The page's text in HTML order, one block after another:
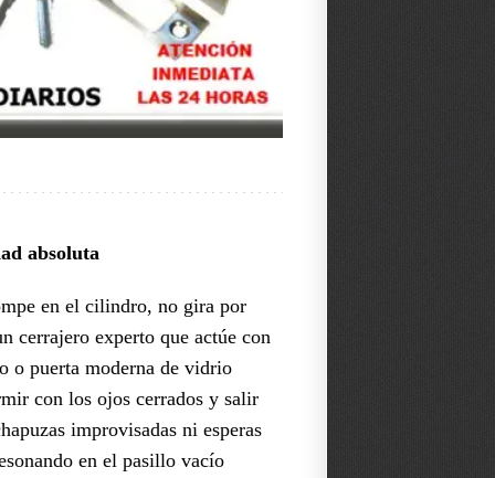
absoluta
en el cilindro, no gira por
cerrajero experto que actúe con
o puerta moderna de vidrio
con los ojos cerrados y salir
improvisadas ni esperas
en el pasillo vacío